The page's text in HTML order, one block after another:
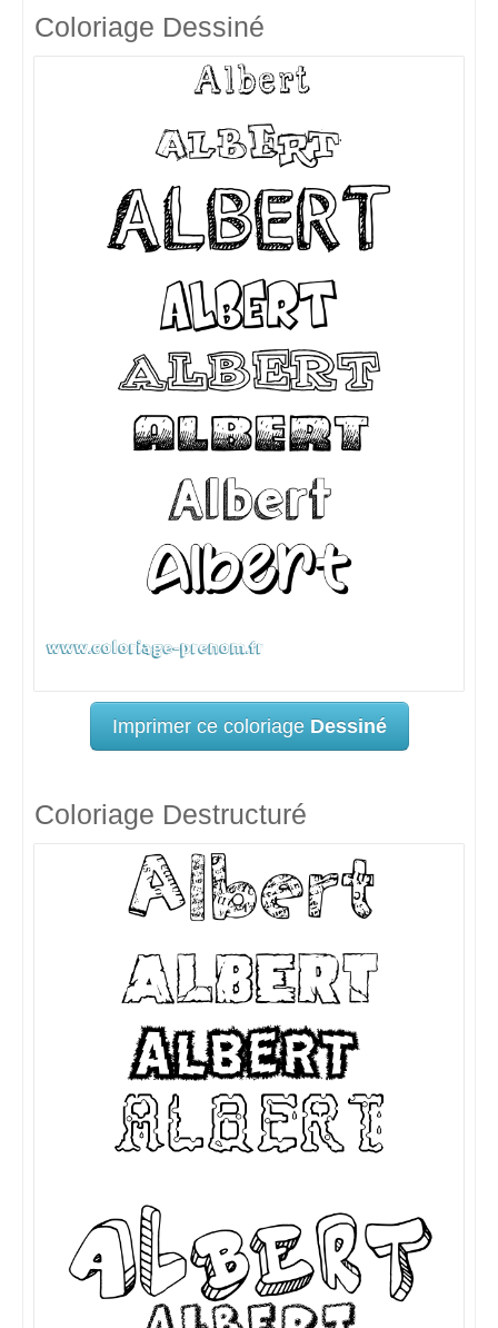
Coloriage Dessiné
Imprimer ce coloriage Dessiné
Coloriage Destructuré